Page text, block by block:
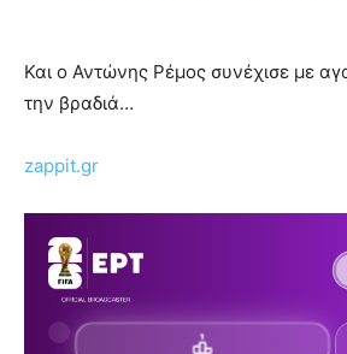
Και ο Αντώνης Ρέμος συνέχισε με
την βραδιά…
zappit.gr